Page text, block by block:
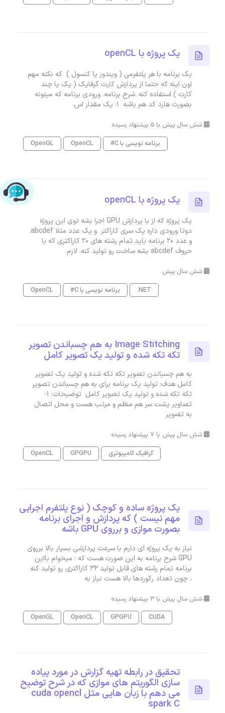
یک پروژه با openCL
یک برنامه با هر پلتفرمی ( ویندوز یا کنسول ) که نکته مهم
اون اینه که حتما از پردازش کارت گرفایک ( یک یا چند
کارت ) استفاده کنه. شرح برنامه. ورودی برنامه که میتونه
بصورت هارد کد هم باشه ۱: یک مقدار اس
شش سال پیش با 5 پیشنهاد رسیده
برنامه نویسی با C#
OpenCL
OpenGL
یک پروژه با openCL
یک پروژه که از با پردازش GPU اجرا بشه توی این پروژه
دوتا ورودی داره یک سری کاراکتر و یک عدد مثلا abcdef
و عدد 20 برنامه باید تمام رشته های 20 کاراکتری که با
حروف abcdef بشه ساخت رو تولید کنه. لازم
شش سال پیش
.NET
برنامه نویسی با C# OpenCL
Image Stitching به هم چسباندن تصویر
تکه تکه شده و تولید یک تصویر کامل
به هم چسباندن تصویر تکه تکه شده و تولید یک تصویر
کامل هدف: تولید یک برنامه برای به هم چسباندن تصویر
تکه تکه شده و تولید یک تصویر کامل توضیحات: ۱-
تصاویر پشت سر هم منظم و مرتب هست و محل اتصال
به تصویر
شش سال پیش با 7 پیشنهاد رسیده
گرافیک کامپیوتری
GPGPU
OpenCL
یک پروژه ساده و کوچک ( نوع پلتفرم اجرایی
مهم نیست ) که پردازش و اجرای برنامه
بصورت موازی و برروی GPU باشه
نیاز به یک پروژه ای دارم با سرعت پردازشی بسیار بالا برروی
GPU شرح برنامه به این صورت هست که : میخوام بااین
برنامه تمام رشته های قابل تولید 32 کاراکتری رو تولید کنه
، چون تعداد رکوردها بالا هست نیاز به
شش سال پیش با 3 پیشنهاد رسیده
CUDA
GPGPU
OpenCL
OpenGL
تحقیق در رابطه تهیه گزارش در مورد پیاده
سازی الگوریتم های موازی که در شرح توضیح
می دهم با زبان هایی مثل cuda opencl
spark C
چت با پشتیبانی پارس‌کدرز